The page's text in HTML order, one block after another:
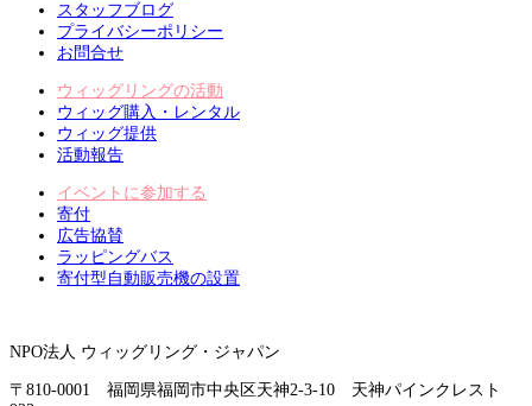
スタッフブログ
プライバシーポリシー
お問合せ
ウィッグリングの活動
ウィッグ購入・レンタル
ウィッグ提供
活動報告
イベントに参加する
寄付
広告協賛
ラッピングバス
寄付型自動販売機の設置
NPO法人 ウィッグリング・ジャパン
〒810-0001 福岡県福岡市中央区天神2-3-10 天神パインクレスト